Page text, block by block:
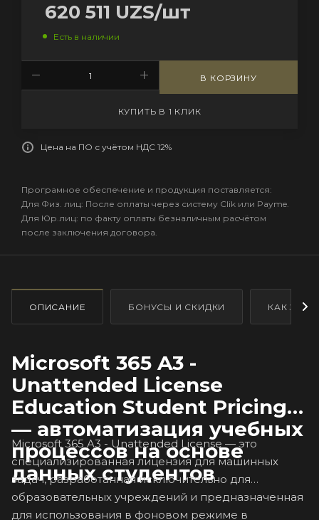
620 511 UZS/шт
Есть в наличии
В КОРЗИНУ
КУПИТЬ В 1 КЛИК
Цена на ПО с учётом НДС 12%
Програмное обеспечение и продукция поставляется:
Для Физ. лиц: После оплаты через систему Clik или Payme.
Для Юр.лиц: по факту оплаты безналичным расчётом
после заключения договора.
ОПИСАНИЕ БОНУСЫ И СКИДКИ КАК
Microsoft 365 A3 -
Unattended License
Education Student Pricing
— автоматизация учебных
процессов на основе
данных студентов
Microsoft 365 A3 - Unattended License — это
специализированная лицензия для машинных
задач, разработанная исключительно для
образовательных учреждений и предназначенная
для использования в фоновом режиме в